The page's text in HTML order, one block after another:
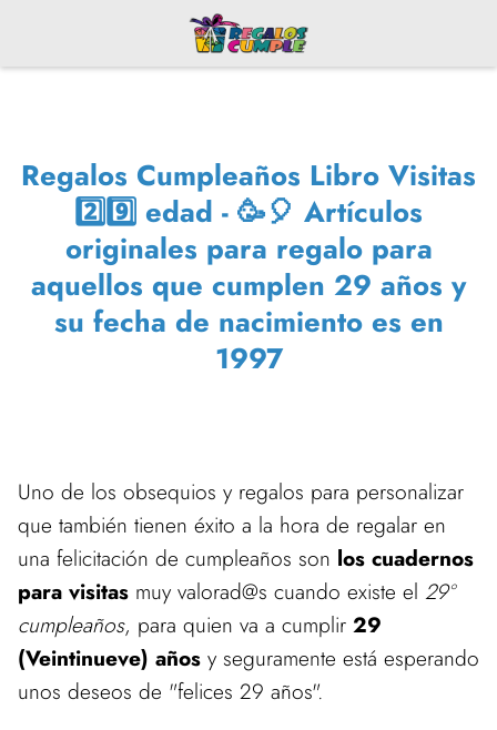
Regalos Cumpleaños Libro Visitas
2️⃣9️⃣ edad - 🥳🎈 Artículos
originales para regalo para
aquellos que cumplen 29 años y
su fecha de nacimiento es en
1997
Uno de los obsequios y regalos para personalizar
que también tienen éxito a la hora de regalar en
una felicitación de cumpleaños son los cuadernos
para visitas muy valorad@s cuando existe el 29º
cumpleaños, para quien va a cumplir 29
(Veintinueve) años y seguramente está esperando
unos deseos de "felices 29 años".